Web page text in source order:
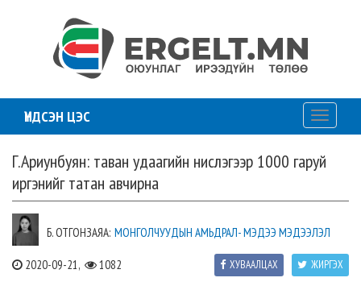
ҮНДСЭН ЦЭС
Toggle
Г.Ариунбуян: таван удаагийн нислэгээр 1000 гаруй
иргэнийг татан авчирна
Б. ОТГОНЗАЯА: МОНГОЛЧУУДЫН АМЬДРАЛ- МЭДЭЭ МЭДЭЭЛЭЛ
2020-09-21, 1082 ЖИРГЭХ
ХУВААЛЦАХ